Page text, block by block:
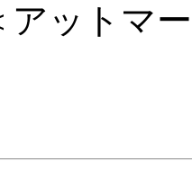
アットマ